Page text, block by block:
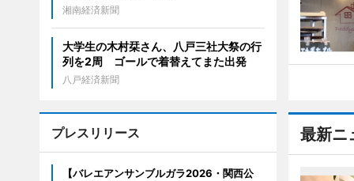
最新ニ
湘南経済新聞
大学生の木村栞さん、八戸三社大祭の行
列を2周 ゴールで着替えてまた出発
八戸経済新聞
プレスリリース
【バレエアンサンブルガラ2026・関西公